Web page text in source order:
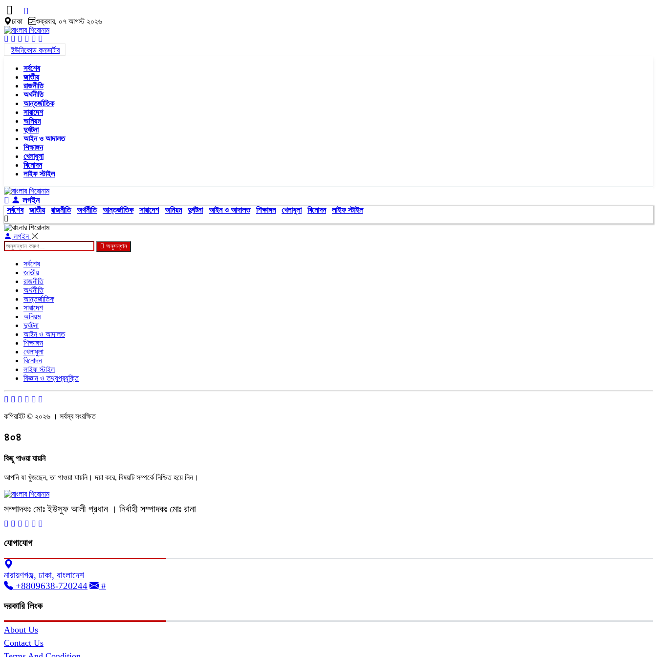
ঢাকা শুক্রবার, ০৭ আগস্ট ২০২৬
ইউনিকোড কনভার্টার
সর্বশেষ
জাতীয়
রাজনীতি
অর্থনীতি
আন্তর্জাতিক
সারাদেশ
অনিয়ম
দুর্ঘটনা
আইন ও আদালত
শিক্ষাঙ্গন
খেলাধুলা
বিনোদন
লাইফ স্টাইল
লগইন
সর্বশেষ জাতীয় রাজনীতি অর্থনীতি আন্তর্জাতিক সারাদেশ অনিয়ম দুর্ঘটনা আইন ও আদালত শিক্ষাঙ্গন খেলাধুলা বিনোদন লাইফ স্টাইল
লগইন
অনুসন্ধান
সর্বশেষ
জাতীয়
রাজনীতি
অর্থনীতি
আন্তর্জাতিক
সারাদেশ
অনিয়ম
দুর্ঘটনা
আইন ও আদালত
শিক্ষাঙ্গন
খেলাধুলা
বিনোদন
লাইফ স্টাইল
বিজ্ঞান ও তথ্যপ্রযুক্তি
কপিরাইট © ২০২৬ । সর্বস্ব সংরক্ষিত
৪০৪
কিছু পাওয়া যায়নি
আপনি যা খুঁজছেন, তা পাওয়া যায়নি। দয়া করে, বিষয়টি সম্পর্কে নিশ্চিত হয়ে নিন।
সম্পাদকঃ মোঃ ইউসুফ আলী প্রধান । নির্বাহী সম্পাদকঃ মোঃ রানা
যোগাযোগ
নারায়ণগঞ্জ, ঢাকা, বাংলাদেশ
+8809638-720244
#
দরকারি লিংক
About Us
Contact Us